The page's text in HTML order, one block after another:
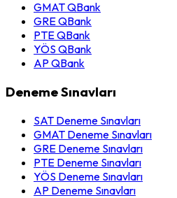
GMAT QBank
GRE QBank
PTE QBank
YÖS QBank
AP QBank
Deneme Sınavları
SAT Deneme Sınavları
GMAT Deneme Sınavları
GRE Deneme Sınavları
PTE Deneme Sınavları
YÖS Deneme Sınavları
AP Deneme Sınavları